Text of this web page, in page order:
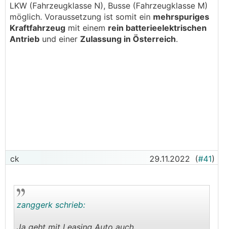
LKW (Fahrzeugklasse N), Busse (Fahrzeugklasse M)
möglich. Voraussetzung ist somit ein mehrspuriges
Kraftfahrzeug mit einem rein batterieelektrischen
Antrieb und einer Zulassung in Österreich.
ck 29.11.2022 (#41)
zanggerk schrieb:
Ja geht mit Leasing Auto auch.